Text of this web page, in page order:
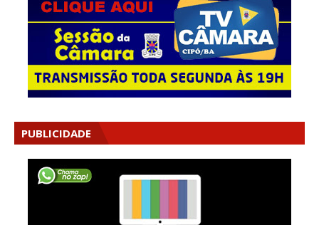
PUBLICIDADE